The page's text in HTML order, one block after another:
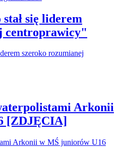
się liderem
centroprawicy"
Arkonii
[ZDJĘCIA]